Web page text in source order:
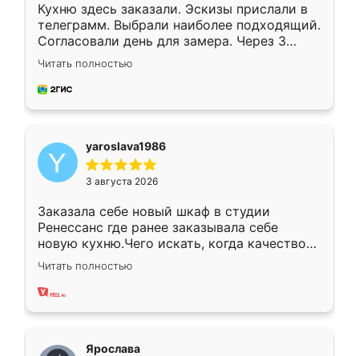
Кухню здесь заказали. Эскизы прислали в
телеграмм. Выбрали наиболее подходящий.
Согласовали день для замера. Через 3
недели кухня была уже готова. Остались
довольны работой. Спасибо Ренессанс
мебель за качественную работу!
Читать полностью
yaroslava1986
3 августа 2026
Заказала себе новый шкаф в студии
Ренессанс где ранее заказывала себе
новую кухню.Чего искать, когда качеством
вполне довольна. Служит кухня уже почти
два года, нареканий нет.
Читать полностью
Ярослава